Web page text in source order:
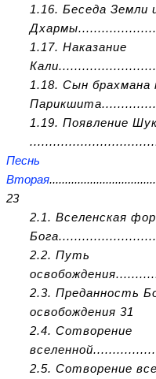
1.16. Беседа Земли
1.17. Наказание
1.18. Сын брахмана
1.19. Появление
Песнь
Вторая
23
2.1. Вселенская
2.2. Путь
2.3. Преданность
освобождения 31
2.4. Сотворение
2.5. Сотворение